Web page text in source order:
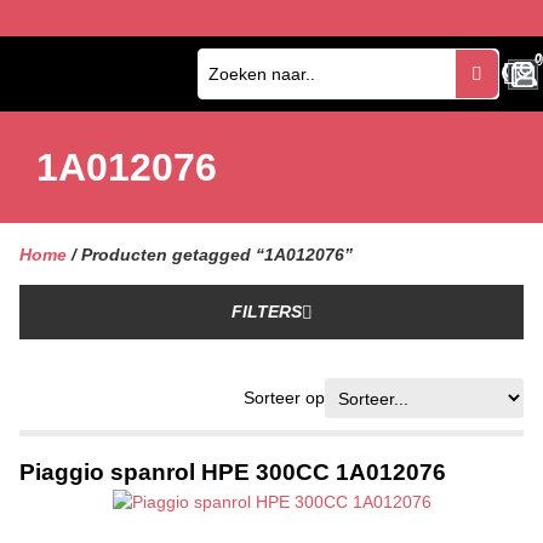
0
0
1A012076
Home / Producten getagged “1A012076”
FILTERS
Sorteer op
Piaggio spanrol HPE 300CC 1A012076